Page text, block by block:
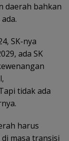
daerah bahkan
SK-nya
ada SK
tidak ada
harus
masa transisi